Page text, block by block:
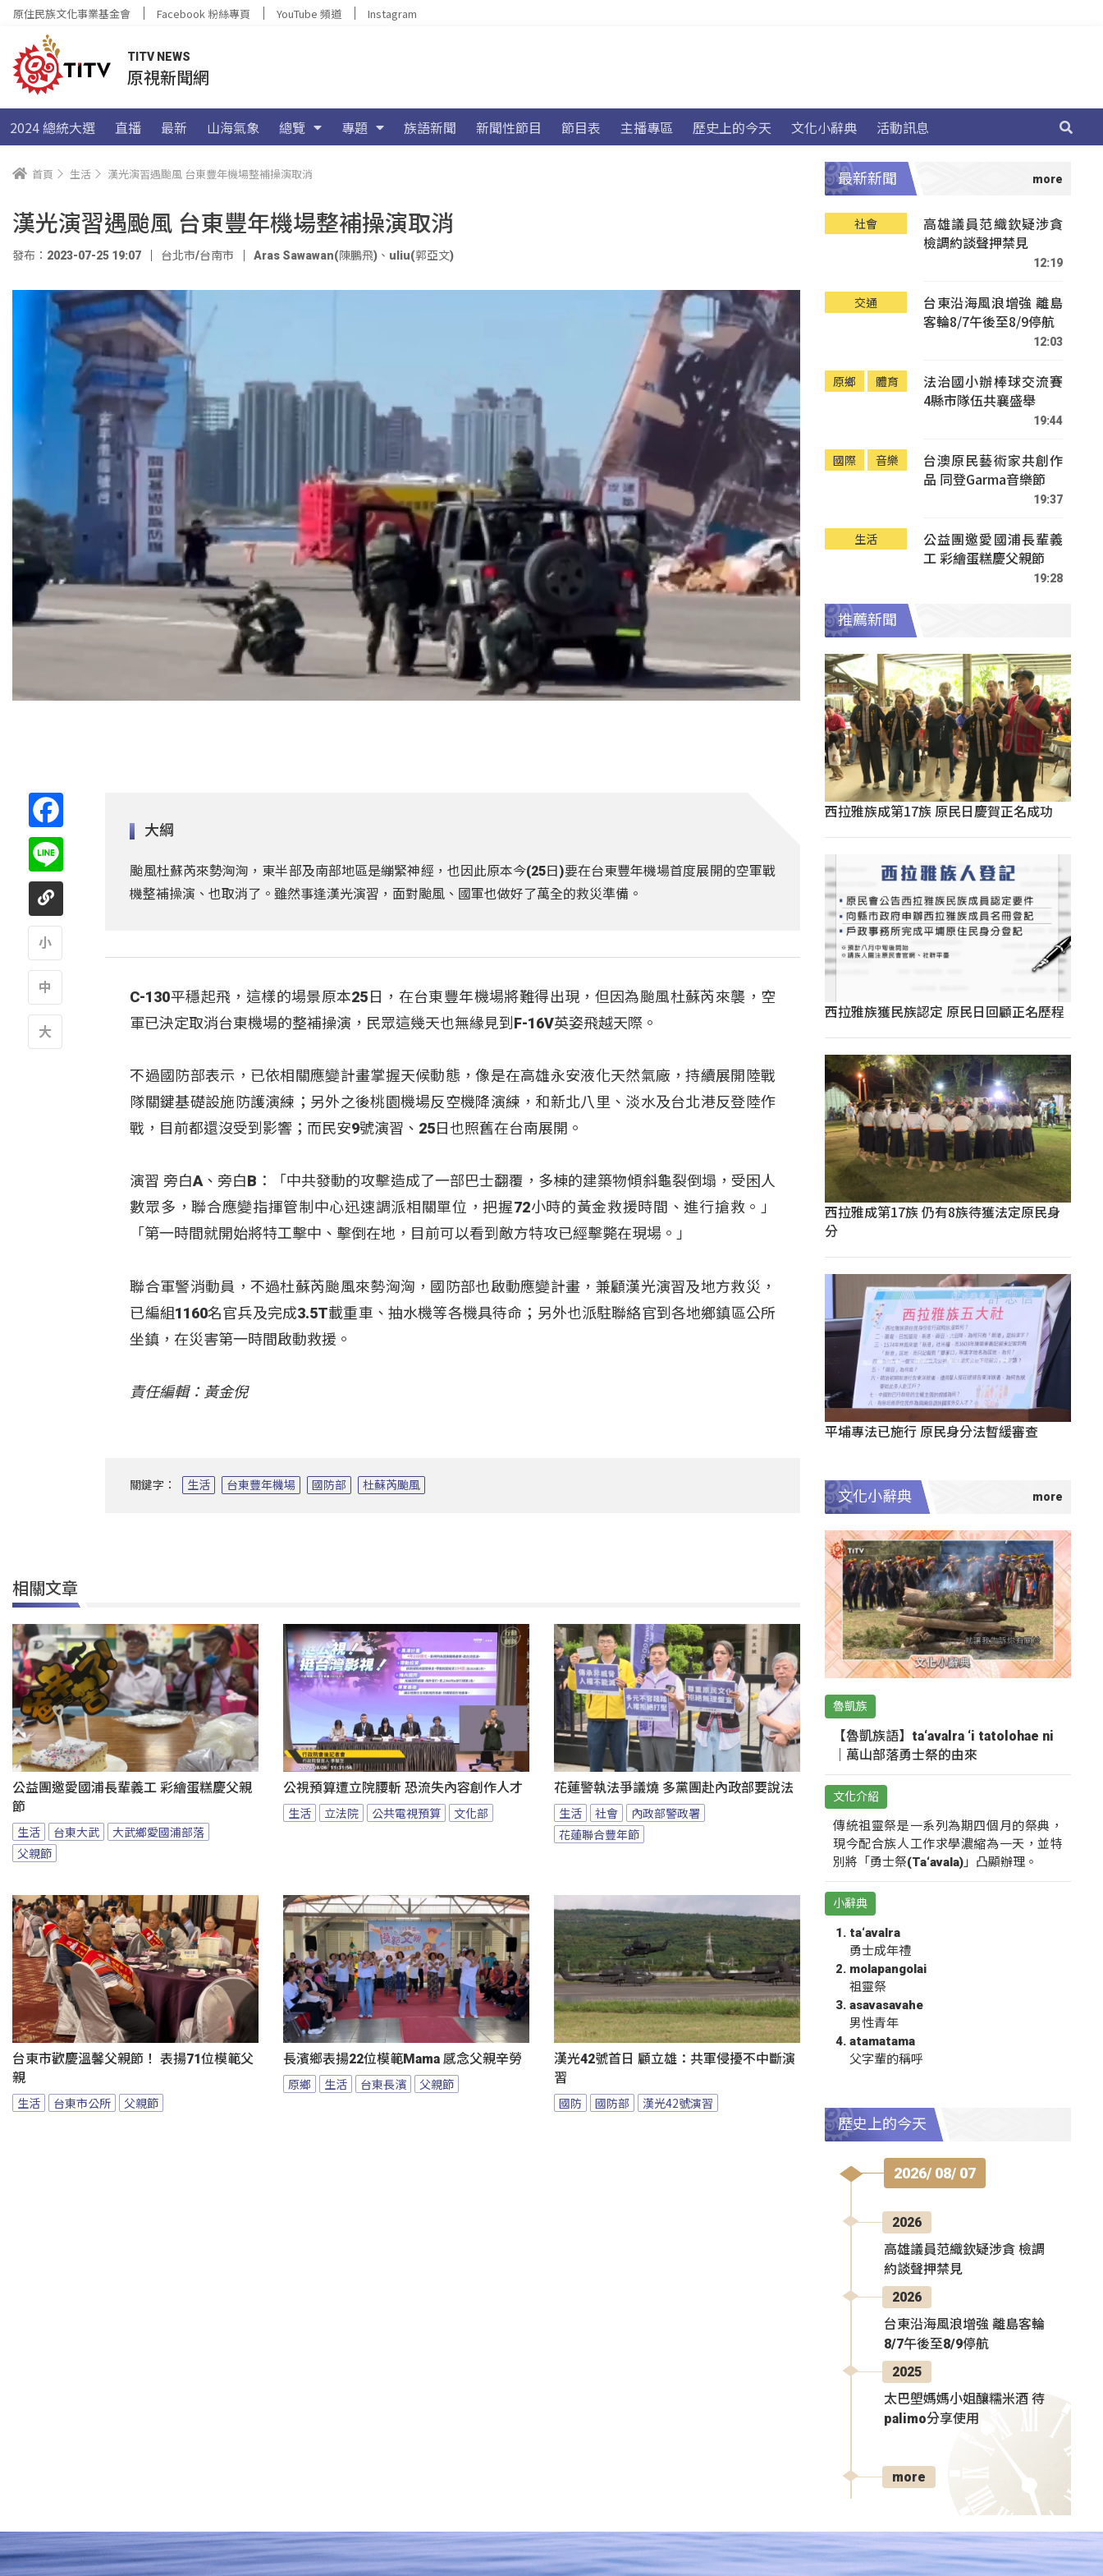
原住民族文化事業基金會 Facebook 粉絲專頁 YouTube 頻道 Instagram
TITV NEWS
原視新聞網
2024 總統大選 直播 最新 山海氣象 總覽 專題 族語新聞 新聞性節目 節目表 主播專區 歷史上的今天 文化小辭典 活動訊息
首頁 生活 漢光演習遇颱風 台東豐年機場整補操演取消
漢光演習遇颱風 台東豐年機場整補操演取消
發布：2023-07-25 19:07 台北市/台南市 Aras Sawawan(陳鵬飛) 、 uliu(郭亞文)
大綱
颱風杜蘇芮來勢洶洶，東半部及南部地區是繃緊神經，也因此原本今(25日)要在台東豐年機場首度展開的空軍戰
機整補操演、也取消了。雖然事逢漢光演習，面對颱風、國軍也做好了萬全的救災準備。
C-130平穩起飛，這樣的場景原本25日，在台東豐年機場將難得出現，但因為颱風杜蘇芮來襲，空
軍已決定取消台東機場的整補操演，民眾這幾天也無緣見到F-16V英姿飛越天際。
不過國防部表示，已依相關應變計畫掌握天候動態，像是在高雄永安液化天然氣廠，持續展開陸戰
隊關鍵基礎設施防護演練；另外之後桃園機場反空機降演練，和新北八里、淡水及台北港反登陸作
戰，目前都還沒受到影響；而民安9號演習、25日也照舊在台南展開。
演習 旁白A、旁白B：「中共發動的攻擊造成了一部巴士翻覆，多棟的建築物傾斜龜裂倒塌，受困人
數眾多，聯合應變指揮管制中心迅速調派相關單位，把握72小時的黃金救援時間、進行搶救。」
「第一時間就開始將特工擊中、擊倒在地，目前可以看到敵方特攻已經擊斃在現場。」
聯合軍警消動員，不過杜蘇芮颱風來勢洶洶，國防部也啟動應變計畫，兼顧漢光演習及地方救災，
已編組1160名官兵及完成3.5T載重車、抽水機等各機具待命；另外也派駐聯絡官到各地鄉鎮區公所
坐鎮，在災害第一時間啟動救援。
責任編輯：黃金倪
關鍵字： 生活 台東豐年機場 國防部 杜蘇芮颱風
相關文章
公益團邀愛國浦長輩義工 彩繪蛋糕慶父親
節
生活 台東大武
大武鄉愛國浦部落
父親節
公視預算遭立院腰斬 恐流失內容創作人才
生活 立法院 公共電視預算 文化部
花蓮警執法爭議燒 多黨團赴內政部要說法
生活 社會
內政部警政署
花蓮聯合豐年節
台東市歡慶溫馨父親節！ 表揚71位模範父
親
生活 台東市公所 父親節
長濱鄉表揚22位模範Mama 感念父親辛勞
原鄉 生活 台東長濱 父親節
漢光42號首日 顧立雄：共軍侵擾不中斷演
習
國防 國防部 漢光42號演習
最新新聞
社會
高雄議員范織欽疑涉貪
檢調約談聲押禁見
12:19
交通
台東沿海風浪增強 離島
客輪8/7午後至8/9停航
12:03
原鄉 體育
法治國小辦棒球交流賽
4縣市隊伍共襄盛舉
19:44
國際 音樂
台澳原民藝術家共創作
品 同登Garma音樂節
19:37
生活
公益團邀愛國浦長輩義
工 彩繪蛋糕慶父親節
19:28
推薦新聞
西拉雅族成第17族 原民日慶賀正名成功
西拉雅族獲民族認定 原民日回顧正名歷程
西拉雅成第17族 仍有8族待獲法定原民身
分
平埔專法已施行 原民身分法暫緩審查
文化小辭典
魯凱族
【魯凱族語】ta‘avalra ‘i tatolohae ni
｜萬山部落勇士祭的由來
文化介紹
傳統祖靈祭是一系列為期四個月的祭典，
現今配合族人工作求學濃縮為一天，並特
別將「勇士祭(Ta‘avala)」凸顯辦理。
小辭典
ta‘avalra
勇士成年禮
molapangolai
祖靈祭
asavasavahe
男性青年
atamatama
父字輩的稱呼
歷史上的今天
2026/ 08/ 07
2026
高雄議員范織欽疑涉貪 檢調
約談聲押禁見
2026
台東沿海風浪增強 離島客輪
8/7午後至8/9停航
2025
太巴塱媽媽小姐釀糯米酒 待
palimo分享使用
more